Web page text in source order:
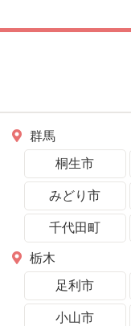
群馬
桐生市
みどり市
千代田町
栃木
足利市
小山市